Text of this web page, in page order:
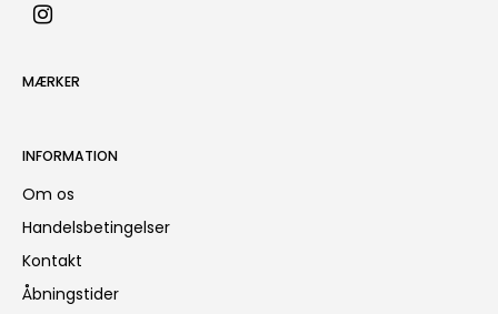
MÆRKER
INFORMATION
Om os
Handelsbetingelser
Kontakt
Åbningstider